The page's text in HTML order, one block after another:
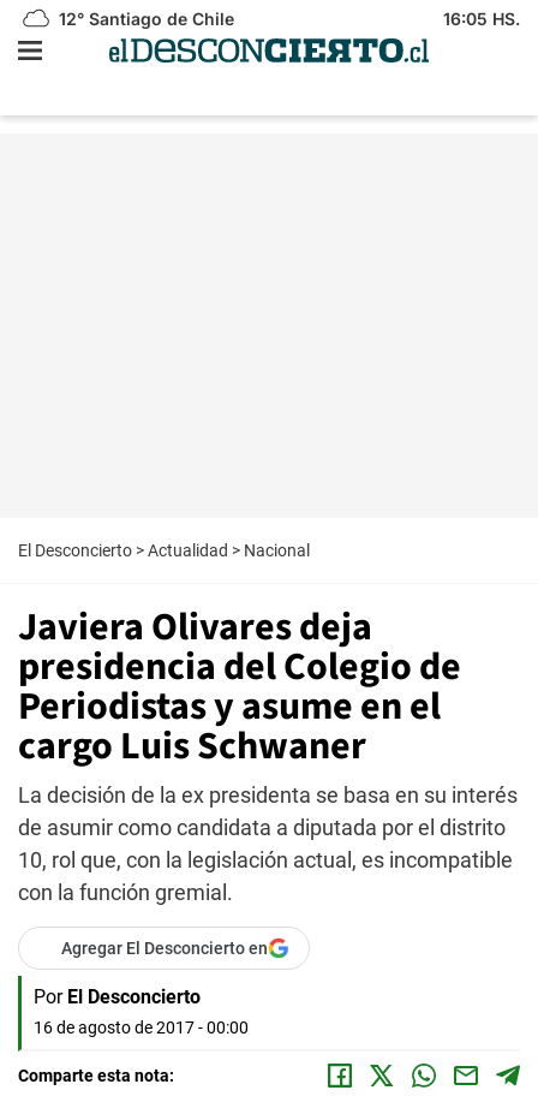
12° Santiago de Chile 16:05 HS.
El Desconcierto >Actualidad > Nacional
Javiera Olivares deja
presidencia del Colegio de
Periodistas y asume en el
cargo Luis Schwaner
La decisión de la ex presidenta se basa en su interés
de asumir como candidata a diputada por el distrito
10, rol que, con la legislación actual, es incompatible
con la función gremial.
Agregar El Desconcierto en
Por El Desconcierto
16 de agosto de 2017 - 00:00
Comparte esta nota: